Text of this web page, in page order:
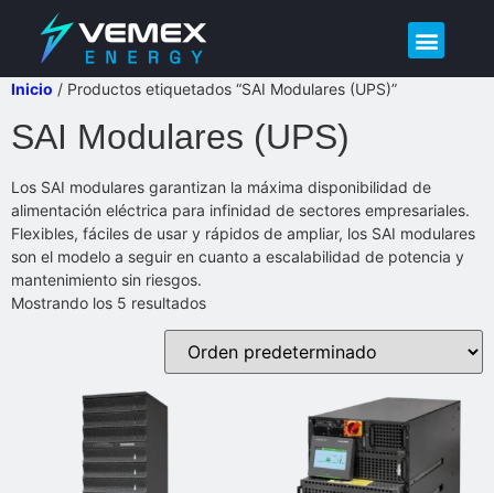
Inicio / Productos etiquetados “SAI Modulares (UPS)”
SAI Modulares (UPS)
Los SAI modulares garantizan la máxima disponibilidad de
alimentación eléctrica para infinidad de sectores empresariales.
Flexibles, fáciles de usar y rápidos de ampliar, los SAI modulares
son el modelo a seguir en cuanto a escalabilidad de potencia y
mantenimiento sin riesgos.
Mostrando los 5 resultados